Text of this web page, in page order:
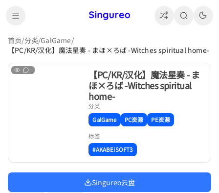
首页/分类/GalGame/
【PC/KR/汉化】魔法星奏 - まほ×ろば -Witches spiritual home-
【PC/KR/汉化】魔法星奏 - ま
ほ×ろば -Witches spiritual
home-
分类
GalGame
PC资源 PE资源
标签
#AKABEiSOFT3
Singureo云盘